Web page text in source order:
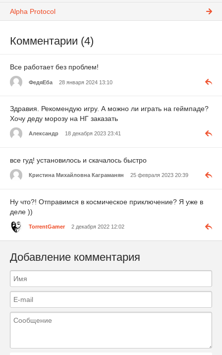
Alpha Protocol
Комментарии (4)
Все работает без проблем!
ФедяЕба 28 января 2024 13:10
Здравия. Рекомендую игру. А можно ли играть на геймпаде?
Хочу деду морозу на НГ заказать
Александр 18 декабря 2023 23:41
все гуд! установилось и скачалось быстро
Кристина Михайловна Каграманян 25 февраля 2023 20:39
Ну что?! Отправимся в космическое приключение? Я уже в
деле ))
TorrentGamer 2 декабря 2022 12:02
Добавление комментария